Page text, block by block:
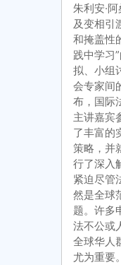
朱利安·
及变相引
和掩盖性
践中学习
拟、小组
会专家间
布，国际
主讲嘉宾
了丰富的
策略，并
行了深入
紧迫尽管
然是全球
题。许多
法不公或
全球华人
尤为重要